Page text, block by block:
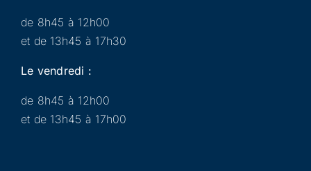
de 8h45 à 12h00
et de 13h45 à 17h30
Le vendredi :
de 8h45 à 12h00
et de 13h45 à 17h00